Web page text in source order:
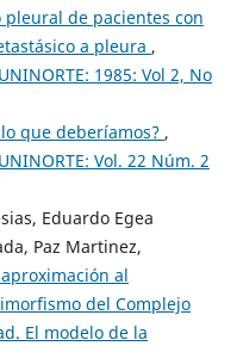
de pacientes con
a pleura ,
1985: Vol 2, No
que deberíamos? ,
Vol. 22 Núm. 2
Eduardo Egea
Paz Martinez,
al
del Complejo
El modelo de la